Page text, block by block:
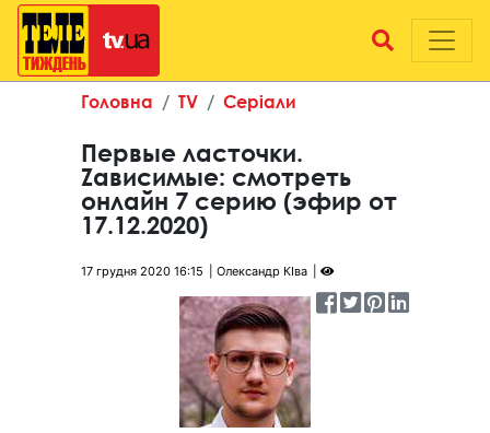
Головна TV Серіали
Первые ласточки.
Zависимые: смотреть
онлайн 7 серию (эфир от
17.12.2020)
17 грудня 2020 16:15 Олександр КІва